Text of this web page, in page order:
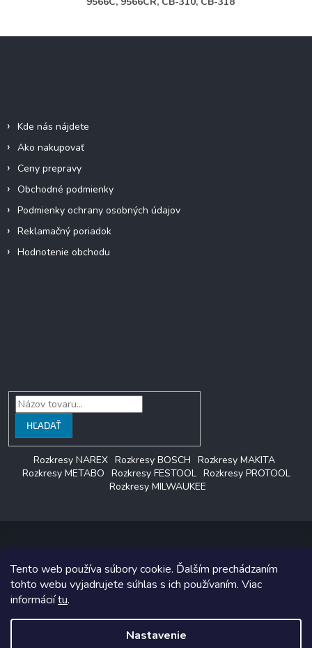
Tento web používa súbory cookie. Ďalším prechádzaním
tohto webu vyjadrujete súhlas s ich používaním. Viac
informáciítu.
Nastavenie
Kde nás nájdete
Ako nakupovať
Ceny prepravy
Obchodné podmienky
Podmienky ochrany osobných údajov
Reklamačný poriadok
Hodnotenie obchodu
HĽADAŤ
Rozkresy NAREX Rozkresy BOSCH Rozkresy MAKITA
Rozkresy METABO Rozkresy FESTOOL Rozkresy PROTOOL
Rozkresy MILWAUKEE
Copyright 2026LAGON SERVIS. Všetky práva vyhradené.
Grafický návrh vytvoril a na Shoptet implementoval
Shoptetak.cz.